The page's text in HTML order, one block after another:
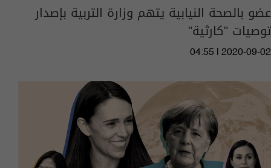
عضو بالصحة النيابية يتهم وزارة التربية بإصدار
توصيات "كارثية"
04:55 | 2020-09-02